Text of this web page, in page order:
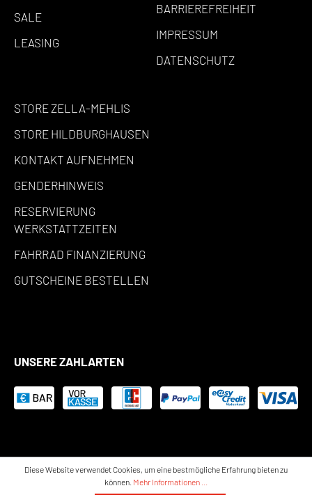
SALE
LEASING
BARRIEREFREIHEIT
IMPRESSUM
DATENSCHUTZ
STORE ZELLA-MEHLIS
STORE HILDBURGHAUSEN
KONTAKT AUFNEHMEN
GENDERHINWEIS
RESERVIERUNG
WERKSTATTZEITEN
FAHRRAD FINANZIERUNG
GUTSCHEINE BESTELLEN
UNSERE ZAHLARTEN
Diese Website verwendet Cookies, um eine bestmögliche Erfahrung bieten zu
können. Mehr Informationen ...